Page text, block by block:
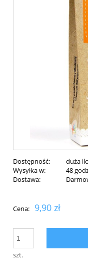
Dostępność:
duża
Wysyłka w:
48
Dostawa:
Cena nie zawiera
Cena: 9,90 zł
szt.